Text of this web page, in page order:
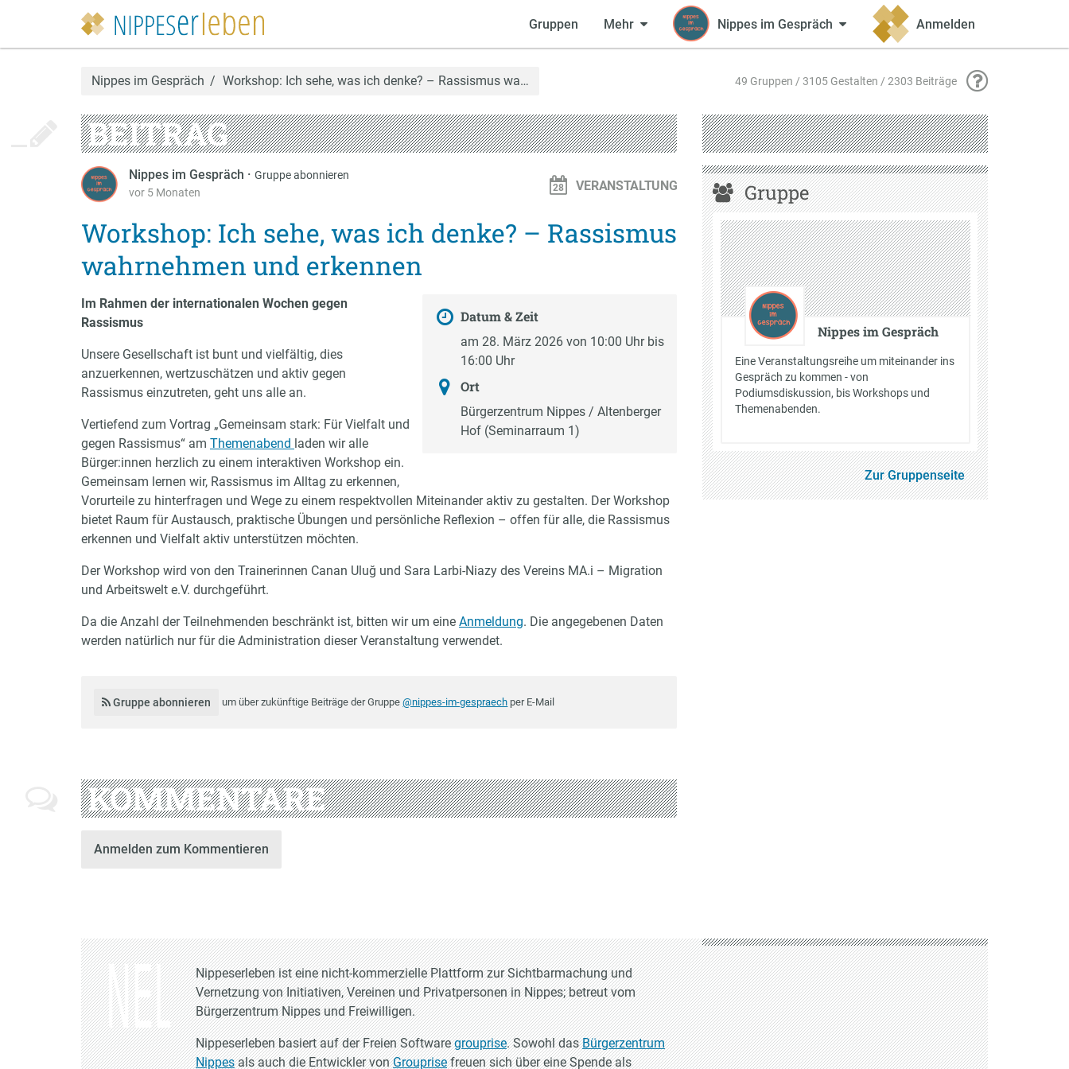
Gruppen Mehr Nippes im Gespräch Anmelden
Nippes im Gespräch Workshop: Ich sehe, was ich denke? – Rassismus wa… 49 Gruppen / 3105 Gestalten / 2303 Beiträge
BEITRAG
Nippes im Gespräch · Gruppe abonnieren
vor 5 Monaten
VERANSTALTUNG
Workshop: Ich sehe, was ich denke? – Rassismus
wahrnehmen und erkennen
Datum & Zeit
am 28. März 2026 von 10:00 Uhr bis
16:00 Uhr
Ort
Bürgerzentrum Nippes / Altenberger
Hof (Seminarraum 1)
Im Rahmen der internationalen Wochen gegen
Rassismus
Unsere Gesellschaft ist bunt und vielfältig, dies
anzuerkennen, wertzuschätzen und aktiv gegen
Rassismus einzutreten, geht uns alle an.
Vertiefend zum Vortrag „Gemeinsam stark: Für Vielfalt und
gegen Rassismus“ am Themenabend laden wir alle
Bürger:innen herzlich zu einem interaktiven Workshop ein.
Gemeinsam lernen wir, Rassismus im Alltag zu erkennen,
Vorurteile zu hinterfragen und Wege zu einem respektvollen Miteinander aktiv zu gestalten. Der Workshop
bietet Raum für Austausch, praktische Übungen und persönliche Reflexion – offen für alle, die Rassismus
erkennen und Vielfalt aktiv unterstützen möchten.
Der Workshop wird von den Trainerinnen Canan Uluğ und Sara Larbi-Niazy des Vereins MA.i – Migration
und Arbeitswelt e.V. durchgeführt.
Da die Anzahl der Teilnehmenden beschränkt ist, bitten wir um eine Anmeldung. Die angegebenen Daten
werden natürlich nur für die Administration dieser Veranstaltung verwendet.
Gruppe abonnieren um über zukünftige Beiträge der Gruppe@nippes-im-gespraech per E-Mail
KOMMENTARE
Anmelden zum Kommentieren
Gruppe
Nippes im Gespräch
Eine Veranstaltungsreihe um miteinander ins
Gespräch zu kommen - von
Podiumsdiskussion, bis Workshops und
Themenabenden.
Zur Gruppenseite
Nippeserleben ist eine nicht-kommerzielle Plattform zur Sichtbarmachung und
Vernetzung von Initiativen, Vereinen und Privatpersonen in Nippes; betreut vom
Bürgerzentrum Nippes und Freiwilligen.
Nippeserleben basiert auf der Freien Softwaregrouprise. Sowohl dasBürgerzentrum
Nippesals auch die Entwickler vonGrouprisefreuen sich über eine Spende als